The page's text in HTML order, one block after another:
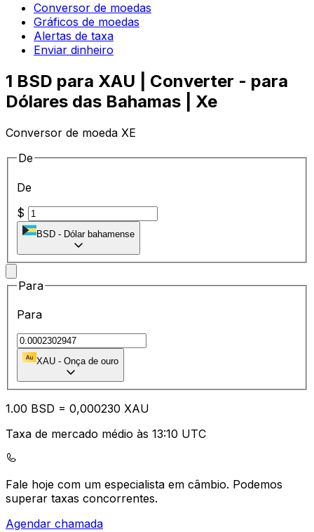
Conversor de moedas
Gráficos de moedas
Alertas de taxa
Enviar dinheiro
1 BSD para XAU | Converter - para
Dólares das Bahamas | Xe
Conversor de moeda XE
De
De
$
BSD - Dólar bahamense
Para
Para
XAU - Onça de ouro
1.00 BSD = 0,000230 XAU
Taxa de mercado médio às 13:10 UTC
Fale hoje com um especialista em câmbio. Podemos
superar taxas concorrentes.
Agendar chamada